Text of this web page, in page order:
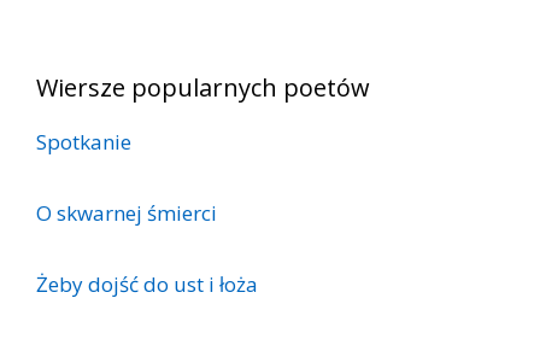
Wiersze popularnych poetów
Spotkanie
O skwarnej śmierci
Żeby dojść do ust i łoża